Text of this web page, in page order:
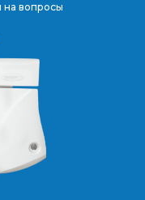
на вопросы